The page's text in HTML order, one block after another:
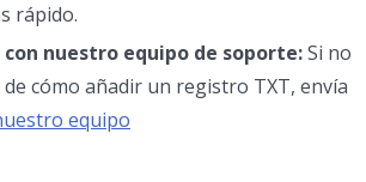
rápido.
nuestro equipo de soporte:Si no
cómo añadir un registro TXT, envía
equipo